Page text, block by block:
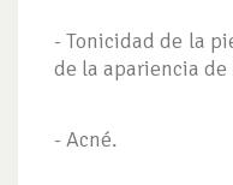
- Tonicidad de la
de la apariencia de
- Acné.